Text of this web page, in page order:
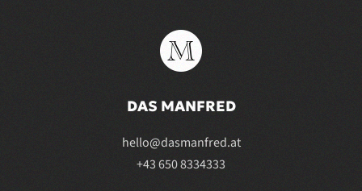
DAS MANFRED
hello@dasmanfred.at
+43 650 8334333